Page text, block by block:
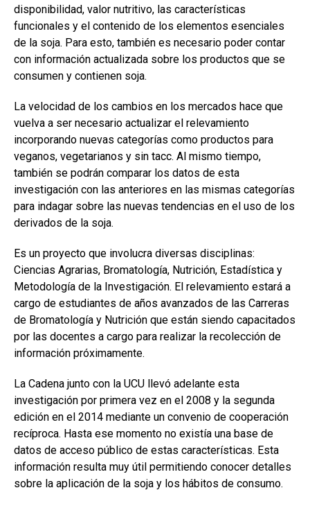
disponibilidad, valor nutritivo, las características
funcionales y el contenido de los elementos esenciales
de la soja. Para esto, también es necesario poder contar
con información actualizada sobre los productos que se
consumen y contienen soja.
La velocidad de los cambios en los mercados hace que
vuelva a ser necesario actualizar el relevamiento
incorporando nuevas categorías como productos para
veganos, vegetarianos y sin tacc. Al mismo tiempo,
también se podrán comparar los datos de esta
investigación con las anteriores en las mismas categorías
para indagar sobre las nuevas tendencias en el uso de los
derivados de la soja.
Es un proyecto que involucra diversas disciplinas:
Ciencias Agrarias, Bromatología, Nutrición, Estadística y
Metodología de la Investigación. El relevamiento estará a
cargo de estudiantes de años avanzados de las Carreras
de Bromatología y Nutrición que están siendo capacitados
por las docentes a cargo para realizar la recolección de
información próximamente.
La Cadena junto con la UCU llevó adelante esta
investigación por primera vez en el 2008 y la segunda
edición en el 2014 mediante un convenio de cooperación
recíproca. Hasta ese momento no existía una base de
datos de acceso público de estas características. Esta
información resulta muy útil permitiendo conocer detalles
sobre la aplicación de la soja y los hábitos de consumo.